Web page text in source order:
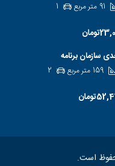
91 متر مربع
1
159 متر مربع
2
است.